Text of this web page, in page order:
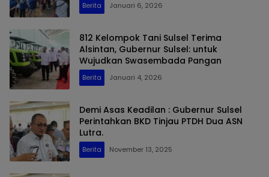
Berita Januari 6, 2026
812 Kelompok Tani Sulsel Terima
Alsintan, Gubernur Sulsel: untuk
Wujudkan Swasembada Pangan
Berita Januari 4, 2026
Demi Asas Keadilan : Gubernur Sulsel
Perintahkan BKD Tinjau PTDH Dua ASN
Lutra.
Berita November 13, 2025